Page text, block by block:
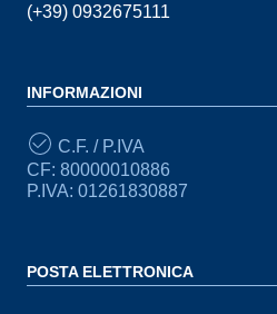
(+39) 0932675111
INFORMAZIONI
C.F. / P.IVA
CF: 80000010886
P.IVA: 01261830887
POSTA ELETTRONICA